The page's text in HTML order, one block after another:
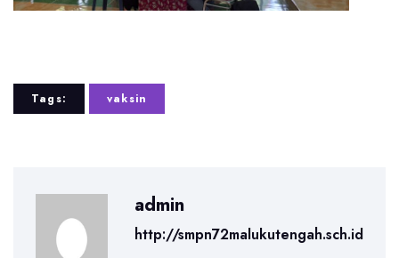
Tags: vaksin
admin
http://smpn72malukutengah.sch.id